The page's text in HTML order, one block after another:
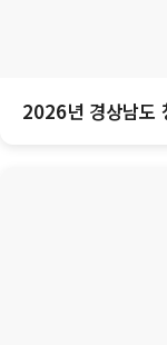
2026년 경상남도